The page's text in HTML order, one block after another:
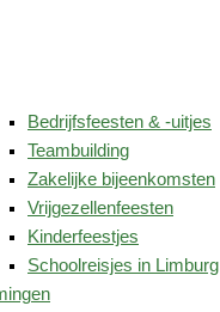
Bedrijfsfeesten & -uitjes
Teambuilding
Zakelijke bijeenkomsten
Vrijgezellenfeesten
Kinderfeestjes
Schoolreisjes in Limburg